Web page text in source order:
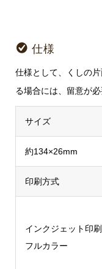
仕様
仕様として、くしの
る場合には、留意が必
サイズ
約134×26mm
印刷方式
インクジェット印刷
フルカラー